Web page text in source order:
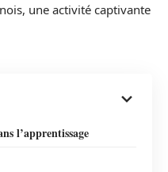
une activité captivante
l’apprentissage